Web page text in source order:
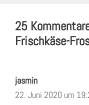
25
Frischkäse-
jasmin
22. Juni 2020 um